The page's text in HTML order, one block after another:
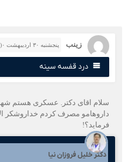
زینب پنجشنبه ۳۰ اردیبهشت ۰( 5 سال پیش)
درد قفسه سینه
اقای دکتر. عسکری هستم شهربابک.
مصرف کردم خداروشکر الان
دکتر خلیل فروزان نیا